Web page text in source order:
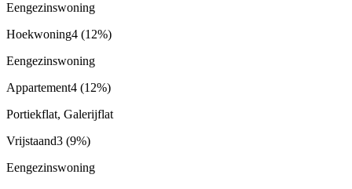
Eengezinswoning
Hoekwoning4 (12%)
Eengezinswoning
Appartement4 (12%)
Portiekflat, Galerijflat
Vrijstaand3 (9%)
Eengezinswoning